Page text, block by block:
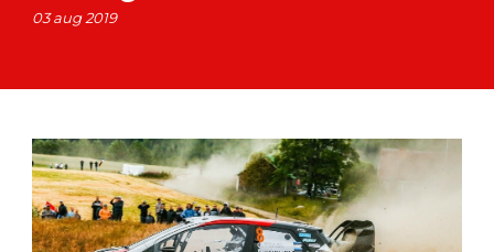
03 aug 2019